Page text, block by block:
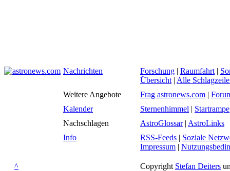
Nachrichten Forschung | Raumfahrt |
Übersicht | Alle
Weitere Angebote
Frag astronews.com |
Kalender
Sternenhimmel | Startrampe
Nachschlagen
AstroGlossar| AstroLinks
Info
RSS-Feeds | Soziale
Impressum |
^ Copyright Stefan Deiters